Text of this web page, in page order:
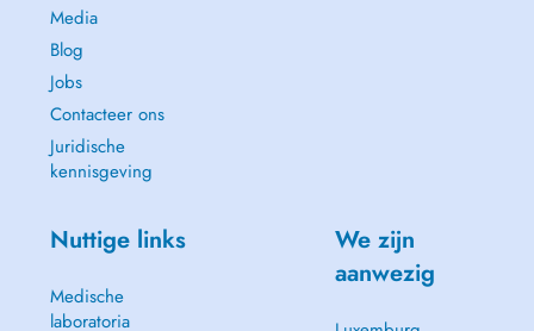
Media
Blog
Jobs
Contacteer ons
Juridische
kennisgeving
Nuttige links
Medische
laboratoria
We zijn
aanwezig